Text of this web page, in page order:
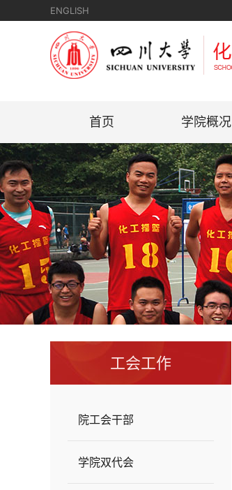
ENGLISH
首页 学院概况
工会工作
院工会干部
学院双代会